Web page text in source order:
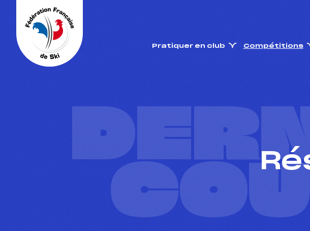
Pratiquer en club Compétitions